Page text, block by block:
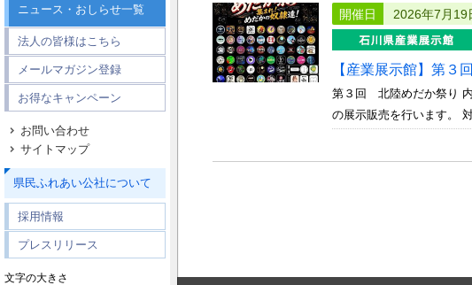
ニュース・おしらせ一覧
法人の皆様はこちら
メールマガジン登録
お得なキャンペーン
お問い合わせ
サイトマップ
県民ふれあい公社について
採用情報
プレスリリース
文字の大きさ
開催日 2026年7月19
【産業展示館】第３
第３回 北陸めだか祭り
の展示販売を行います